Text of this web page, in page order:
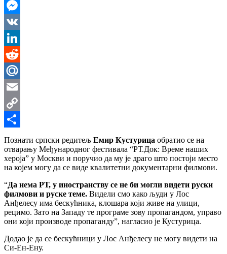
WhatsApp
Messenger
VK
LinkedIn
Reddit
Mail.Ru
Email
Copy
Link
Share
Познати српски редитељ Емир Кустурица обратио се на
отварању Међународног фестивала “РТ.Док: Време наших
хероја” у Москви и поручио да му је драго што постоји место
на којем могу да се виде квалитетни документарни филмови.
“Да нема РТ, у иностранству се не би могли видети руски
филмови и руске теме. Видели смо како људи у Лос
Анђелесу има бескућника, клошара који живе на улици,
рецимо. Зато на Западу те програме зову пропагандом, управо
они који производе пропаганду”, нагласио је Кустурица.
Додао је да се бескућници у Лос Анђелесу не могу видети на
Си-Ен-Ену.